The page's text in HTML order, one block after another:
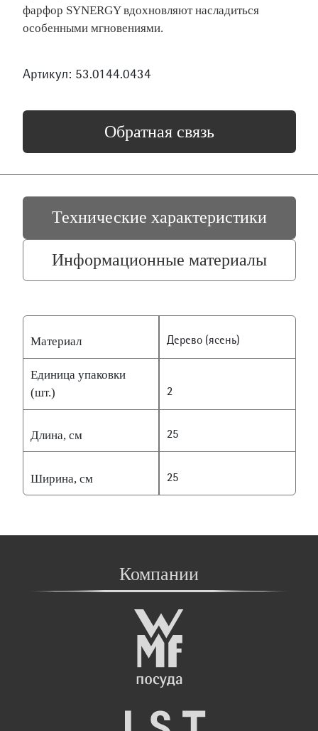
фарфор SYNERGY вдохновляют насладиться
особенными мгновениями.
Артикул: 53.0144.0434
Обратная связь
Технические характеристики
Информационные материалы
Материал Дерево (ясень)
Единица упаковки
(шт.)
2
Длина, см 25
Ширина, см 25
Компании